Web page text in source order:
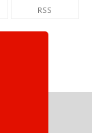
RSS